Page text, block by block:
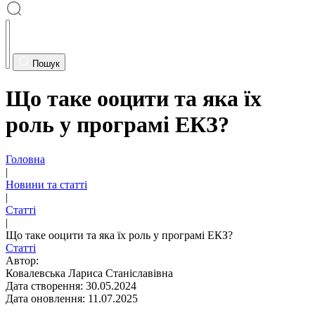
Пошук
Що таке ооцити та яка їх
роль у програмі ЕКЗ?
Головна
|
Новини та статті
|
Статті
|
Що таке ооцити та яка їх роль у програмі ЕКЗ?
Статті
Автор:
Ковалевська Лариса Станіславівна
Дата створення: 30.05.2024
Дата оновлення: 11.07.2025